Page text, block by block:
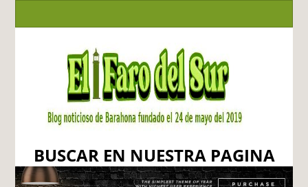
BUSCAR EN NUESTRA PAGINA